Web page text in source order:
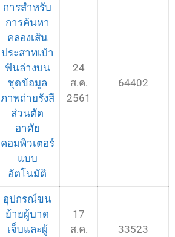
การสำหรับ
การค้นหา
คลองเส้น
ประสาทเบ้า
ฟันล่างบน
ชุดข้อมูล
ภาพถ่ายรังสี
ส่วนตัด
อาศัย
คอมพิวเตอร์
แบบ
อัตโนมัติ
24
ส.ค.
2561
64402
อุปกรณ์ขน
ย้ายผู้บาด
เจ็บและผู้
17
ส.ค.
33523